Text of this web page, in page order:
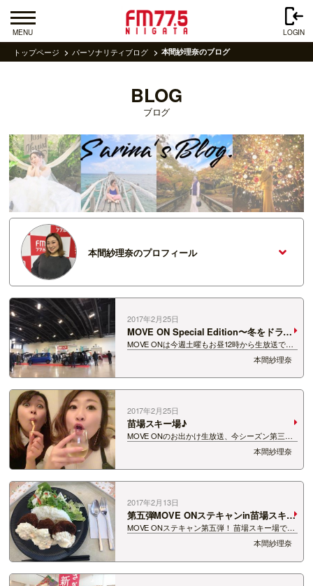
MENU LOGIN
トップページ パーソナリティブログ 本間紗理奈のブログ
BLOG
ブログ
本間紗理奈のプロフィール
2017年2月25日
MOVE ON Special Edition〜冬をドライ
ブ〜！
MOVE ONは今週土曜もお昼12時から生放送でし
た！（笑） というのも、スペシャルエディション
バージョンでね♪ ホンダカーズ新潟決算フェア新
車・中古車大商談会開催の 新潟市産業振興センタ
ーからお出かけ生放送しましたよ〜…
本間紗理奈
2017年2月25日
苗場スキー場♪
MOVE ONのお出かけ生放送、今シーズン第三弾
は、 苗場スキー場からでした！ 私は木曜SOUND
SPLASHを担当しているため、 生放送後に苗場ス
キー場に向かい、ついたのは22時前。 到着後は
苗場スキー場スタッフの方…
本間紗理奈
2017年2月13日
第五弾MOVE ONステキャンin苗場スキー
場！
MOVE ONステキャン第五弾！ 苗場スキー場で開
催でした！ 苗場スキー場は現在、55周年！ な
が〜い歴史があります。 スキー・スノーボード以
外にも遊びきれない楽しさいっぱいのBIGスケー
ル！ ホテルの目の前に広大なゲレ…
本間紗理奈